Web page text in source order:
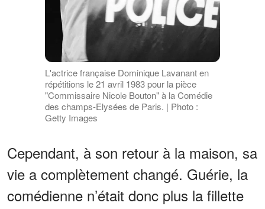
L'actrice française Dominique Lavanant en
répétitions le 21 avril 1983 pour la pièce
"Commissaire Nicole Bouton" à la Comédie
des champs-Elysées de Paris. | Photo :
Getty Images
Cependant, à son retour à la maison, sa
vie a complètement changé. Guérie, la
comédienne n’était donc plus la fillette